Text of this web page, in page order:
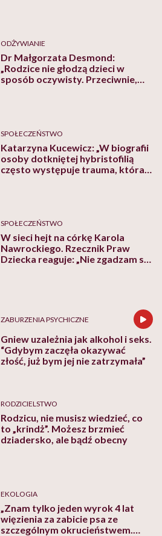
ODŻYWIANIE
Dr Małgorzata Desmond:
„Rodzice nie głodzą dzieci w
sposób oczywisty. Przeciwnie,
SPOŁECZEŃSTWO
Katarzyna Kucewicz: „W biografii
osoby dotkniętej hybristofilią
często występuje trauma, która
SPOŁECZEŃSTWO
W sieci hejt na córkę Karola
Nawrockiego. Rzecznik Praw
Dziecka reaguje: „Nie zgadzam się
ZABURZENIA PSYCHICZNE
Gniew uzależnia jak alkohol i seks.
“Gdybym zaczęła okazywać
złość, już bym jej nie zatrzymała”
RODZICIELSTWO
Rodzicu, nie musisz wiedzieć, co
to „krindż”. Możesz brzmieć
dziadersko, ale bądź obecny
EKOLOGIA
„Znam tylko jeden wyrok 4 lat
więzienia za zabicie psa ze
szczególnym okrucieństwem.